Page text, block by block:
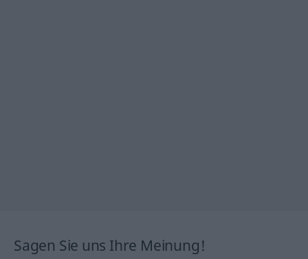
Sagen Sie uns Ihre Meinung!